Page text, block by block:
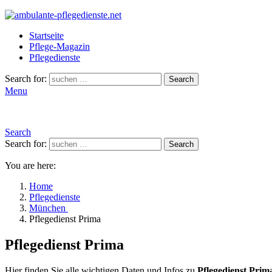
Startseite
Pflege-Magazin
Pflegedienste
Search for: Search
Menu
Search
Search for:
Search
You are here:
Home
Pflegedienste
München
Pflegedienst Prima
Pflegedienst Prima